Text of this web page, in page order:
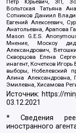
Вольтская Татьяна
Сотников Даниил
Евгений Алексеевич,
Анатольевна, Арапова
Mason G.E.S.
Мнение, Москоу
Александрович,
Скворцова Елена
инагент, Кочетков
выборы, Нобелевский
Алина Александровна,
Эмилевна, Хисамова
Источник: https://
03.12.2021
* Сведения
иностранного